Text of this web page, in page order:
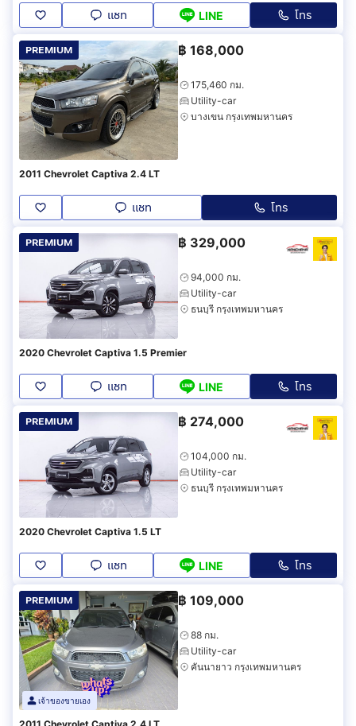
แชท LINE โทร
PREMIUM ฿ 168,000
175,460 กม.
Utility-car
บางเขน กรุงเทพมหานคร
2011 Chevrolet Captiva 2.4 LT
แชท โทร
PREMIUM ฿ 329,000
94,000 กม.
Utility-car
ธนบุรี กรุงเทพมหานคร
2020 Chevrolet Captiva 1.5 Premier
แชท LINE โทร
PREMIUM ฿ 274,000
104,000 กม.
Utility-car
ธนบุรี กรุงเทพมหานคร
2020 Chevrolet Captiva 1.5 LT
แชท LINE โทร
PREMIUM
เจ้าของขายเอง
฿ 109,000
88 กม.
Utility-car
คันนายาว กรุงเทพมหานคร